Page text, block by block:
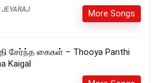
JEYARAJ More Songs
சேர்ந்த கைகள் – Thooya Panthi
Kaigal